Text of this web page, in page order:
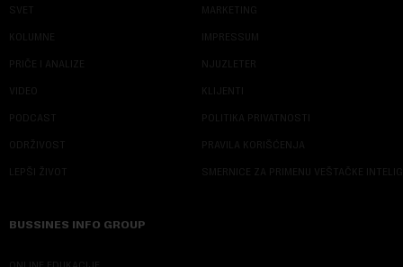
SVET
KOLUMNE
PRIČE I ANALIZE
VIDEO
PODCAST
ODRŽIVOST
LEPŠI ŽIVOT
MARKETING
IMPRESSUM
NJUZLETER
KLIJENTI
POLITIKA PRIVATNOSTI
PRAVILA KORIŠĆENJA
SMERNICE ZA PRIMENU VEŠTAČKE
BUSSINES INFO GROUP